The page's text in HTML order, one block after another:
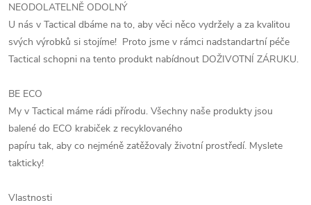
NEODOLATELNĚ ODOLNÝ
U nás v Tactical dbáme na to, aby věci něco vydržely a za kvalitou
svých výrobků si stojíme! Proto jsme v rámci nadstandartní péče
Tactical schopni na tento produkt nabídnout DOŽIVOTNÍ ZÁRUKU.
BE ECO
My v Tactical máme rádi přírodu. Všechny naše produkty jsou
balené do ECO krabiček z recyklovaného
papíru tak, aby co nejméně zatěžovaly životní prostředí. Myslete
takticky!
Vlastnosti